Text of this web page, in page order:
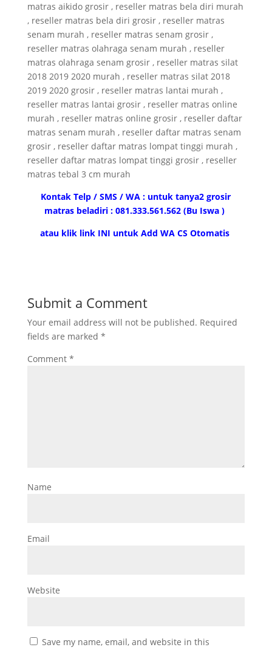
matras aikido grosir , reseller matras bela diri murah
, reseller matras bela diri grosir , reseller matras
senam murah , reseller matras senam grosir ,
reseller matras olahraga senam murah , reseller
matras olahraga senam grosir , reseller matras silat
2018 2019 2020 murah , reseller matras silat 2018
2019 2020 grosir , reseller matras lantai murah ,
reseller matras lantai grosir , reseller matras online
murah , reseller matras online grosir , reseller daftar
matras senam murah , reseller daftar matras senam
grosir , reseller daftar matras lompat tinggi murah ,
reseller daftar matras lompat tinggi grosir , reseller
matras tebal 3 cm murah
Kontak Telp / SMS / WA : untuk tanya2 grosir
matras beladiri : 081.333.561.562 (Bu Iswa )
atau klik link INI untuk Add WA CS Otomatis
Submit a Comment
Your email address will not be published. Required
fields are marked *
Comment *
Name
Email
Website
Save my name, email, and website in this